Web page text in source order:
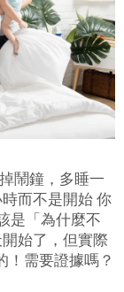
鬧鐘，多睡一
而不是開始 你
是「為什麼不
始了，但實際
需要證據嗎？